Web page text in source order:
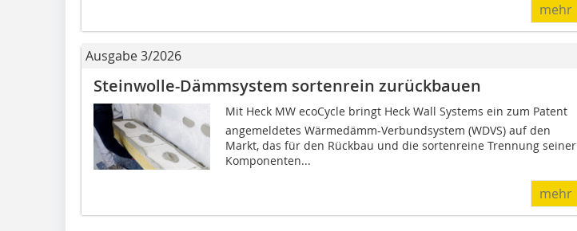
mehr
Ausgabe 3/2026
Steinwolle-Dämmsystem sortenrein zurückbauen
Mit Heck MW ecoCycle bringt Heck Wall Systems ein zum Patent
angemeldetes Wärmedämm-Verbundsystem (WDVS) auf den
Markt, das für den Rückbau und die sortenreine Trennung seiner
Komponenten...
mehr